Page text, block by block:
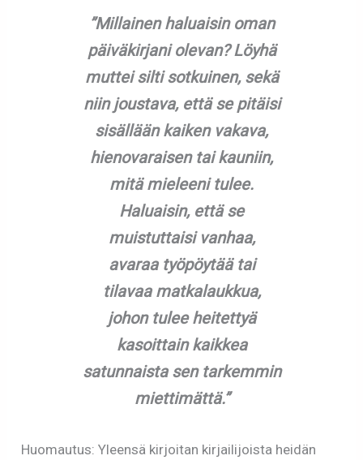
”Millainen haluaisin oman
päiväkirjani olevan? Löyhä
muttei silti sotkuinen, sekä
niin joustava, että se pitäisi
sisällään kaiken vakava,
hienovaraisen tai kauniin,
mitä mieleeni tulee.
Haluaisin, että se
muistuttaisi vanhaa,
avaraa työpöytää tai
tilavaa matkalaukkua,
johon tulee heitettyä
kasoittain kaikkea
satunnaista sen tarkemmin
miettimättä.”
Huomautus: Yleensä kirjoitan kirjailijoista heidän